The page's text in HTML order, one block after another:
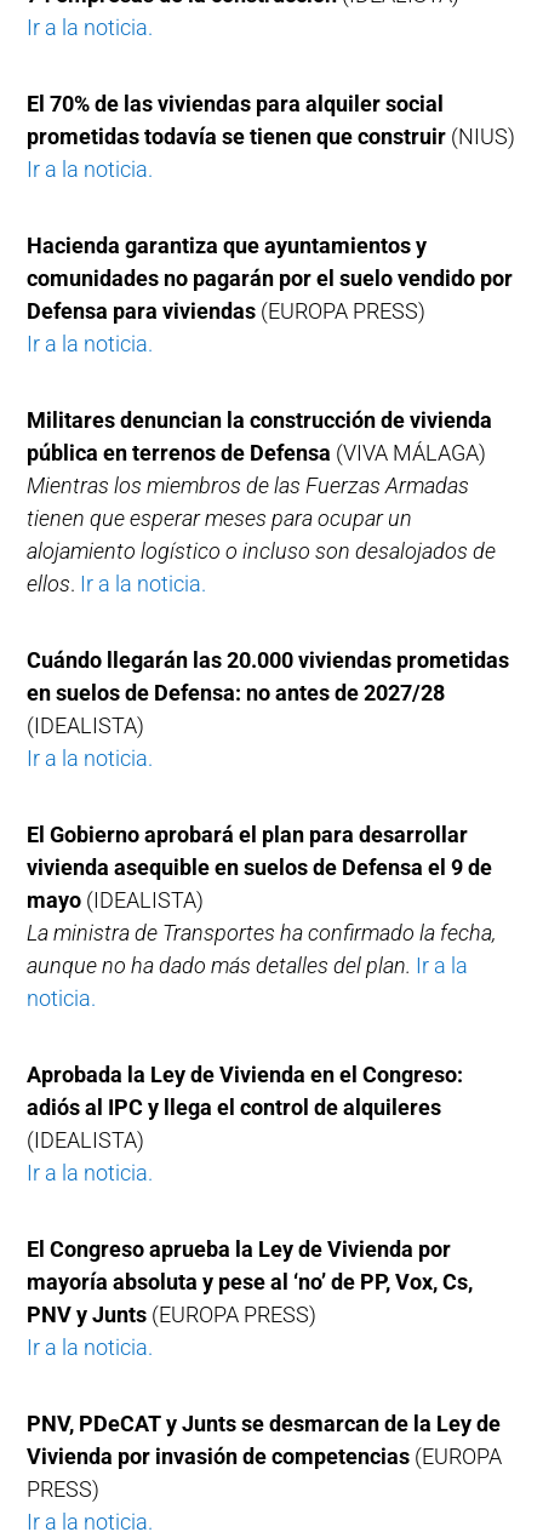
Ir a la noticia.
El 70% de las viviendas para alquiler social
prometidas todavía se tienen que construir (NIUS)
Ir a la noticia.
Hacienda garantiza que ayuntamientos y
comunidades no pagarán por el suelo vendido por
Defensa para viviendas (EUROPA PRESS)
Ir a la noticia.
Militares denuncian la construcción de vivienda
pública en terrenos de Defensa (VIVA MÁLAGA)
Mientras los miembros de las Fuerzas Armadas
tienen que esperar meses para ocupar un
alojamiento logístico o incluso son desalojados de
ellos. Ir a la noticia.
Cuándo llegarán las 20.000 viviendas prometidas
en suelos de Defensa: no antes de 2027/28
(IDEALISTA)
Ir a la noticia.
El Gobierno aprobará el plan para desarrollar
vivienda asequible en suelos de Defensa el 9 de
mayo (IDEALISTA)
La ministra de Transportes ha confirmado la fecha,
aunque no ha dado más detalles del plan. Ir a la
noticia.
Aprobada la Ley de Vivienda en el Congreso:
adiós al IPC y llega el control de alquileres
(IDEALISTA)
Ir a la noticia.
El Congreso aprueba la Ley de Vivienda por
mayoría absoluta y pese al ‘no’ de PP, Vox, Cs,
PNV y Junts (EUROPA PRESS)
Ir a la noticia.
PNV, PDeCAT y Junts se desmarcan de la Ley de
Vivienda por invasión de competencias (EUROPA
PRESS)
Ir a la noticia.